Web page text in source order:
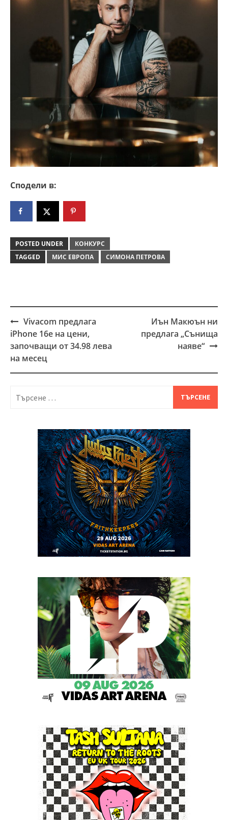
Сподели в:
POSTED UNDER
КОНКУРС
TAGGED
МИС ЕВРОПА СИМОНА ПЕТРОВА
Post
navigation
Vivacom предлага
iPhone 16e на цени,
започващи от 34.98 лева
на месец
Иън Макюън ни
предлага „Сънища
наяве“
за: